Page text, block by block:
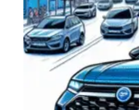
Navigație Ford
Navigație Ford
Navigație Ford
Navigație Ford
Navigație Ford
Navigație Ford
Navigație Ford
Mercedes
Navigație
Navigație
Navigație
Navigație